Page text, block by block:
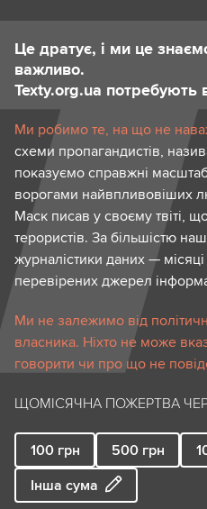
Це дратує, і ми це
важливо.
Texty.org.ua потребують
Ми робимо те, на що не
схеми пропагандистів,
показуємо справжні
ворогами найвпливовіших
Маск писав у своєму твіті,
терористів. За більшістю
журналістики даних — місяці
перевірених джерел
Ми не залежимо від
власника. Ніхто не може
говорити чи про що не
ЩОМІСЯЧНА ПОЖЕРТВА
100 грн 500 грн
Інша сума